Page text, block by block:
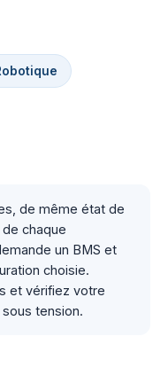
de même état de
chaque
un BMS et
choisie.
et vérifiez votre
tension.